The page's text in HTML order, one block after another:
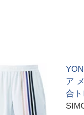
ア
合